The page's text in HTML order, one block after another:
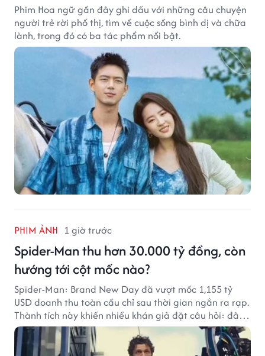
Phim Hoa ngữ gần đây ghi dấu với những câu chuyện
người trẻ rời phố thị, tìm về cuộc sống bình dị và chữa
lành, trong đó có ba tác phẩm nổi bật.
PHIM ẢNH 1 giờ trước
Spider-Man thu hơn 30.000 tỷ đồng, còn
hướng tới cột mốc nào?
Spider-Man: Brand New Day đã vượt mốc 1,155 tỷ
USD doanh thu toàn cầu chỉ sau thời gian ngắn ra rạp.
Thành tích này khiến nhiều khán giả đặt câu hỏi: đâu
sẽ là cột mốc tiếp theo của Người Nhện?